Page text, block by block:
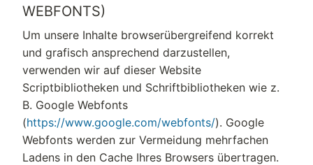
WEBFONTS)
Um unsere Inhalte browserübergreifend korrekt
und grafisch ansprechend darzustellen,
verwenden wir auf dieser Website
Scriptbibliotheken und Schriftbibliotheken wie z.
B. Google Webfonts
(https://www.google.com/webfonts/). Google
Webfonts werden zur Vermeidung mehrfachen
Ladens in den Cache Ihres Browsers übertragen.